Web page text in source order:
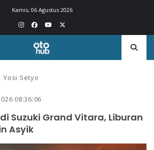
Kamis, 06 Agustus 2026
Yosi Setyo
08:36:06
Suzuki Grand Vitara, Liburan
Asyik